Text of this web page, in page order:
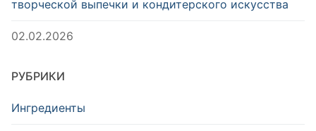
творческой выпечки и кондитерского искусства
02.02.2026
РУБРИКИ
Ингредиенты